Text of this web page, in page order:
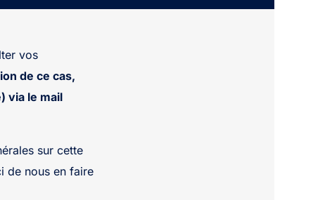
vos
de ce cas,
via le mail
sur cette
de nous en faire